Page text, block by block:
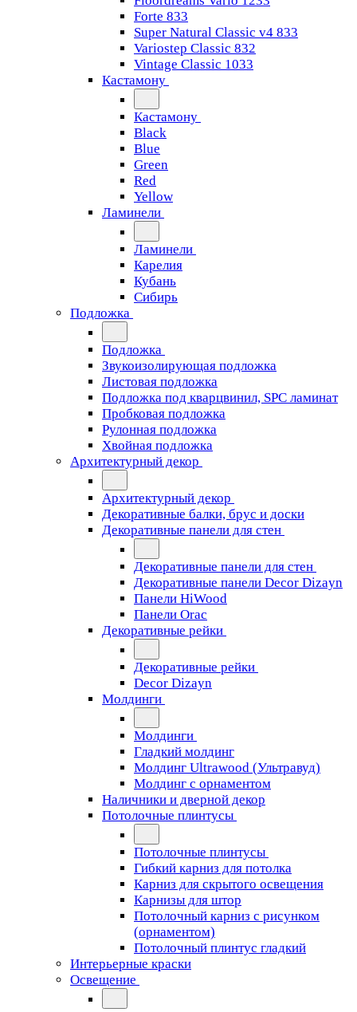
Forte 833
Super Natural Classic v4 833
Variostep Classic 832
Vintage Classic 1033
Кастамону
Кастамону
Black
Blue
Green
Red
Yellow
Ламинели
Ламинели
Карелия
Кубань
Сибирь
Подложка
Подложка
Звукоизолирующая подложка
Листовая подложка
Подложка под кварцвинил, SPC ламинат
Пробковая подложка
Рулонная подложка
Хвойная подложка
Архитектурный декор
Архитектурный декор
Декоративные балки, брус и доски
Декоративные панели для стен
Декоративные панели для стен
Декоративные панели Decor Dizayn
Панели HiWood
Панели Orac
Декоративные рейки
Декоративные рейки
Decor Dizayn
Молдинги
Молдинги
Гладкий молдинг
Молдинг Ultrawood (Ультравуд)
Молдинг с орнаментом
Наличники и дверной декор
Потолочные плинтусы
Потолочные плинтусы
Гибкий карниз для потолка
Карниз для скрытого освещения
Карнизы для штор
Потолочный карниз с рисунком
(орнаментом)
Потолочный плинтус гладкий
Интерьерные краски
Освещение